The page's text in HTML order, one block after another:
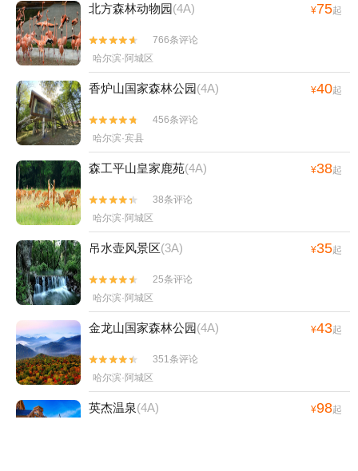
北方森林动物园 (4A) ¥75起


766条评论
哈尔滨·阿城区
香炉山国家森林公园 (4A) ¥40起


456条评论
哈尔滨·宾县
森工平山皇家鹿苑(4A) ¥38起


38条评论
哈尔滨·阿城区
吊水壶风景区(3A) ¥35起


25条评论
哈尔滨·阿城区
金龙山国家森林公园 (4A) ¥43起


351条评论
哈尔滨·阿城区
英杰温泉(4A) ¥98起